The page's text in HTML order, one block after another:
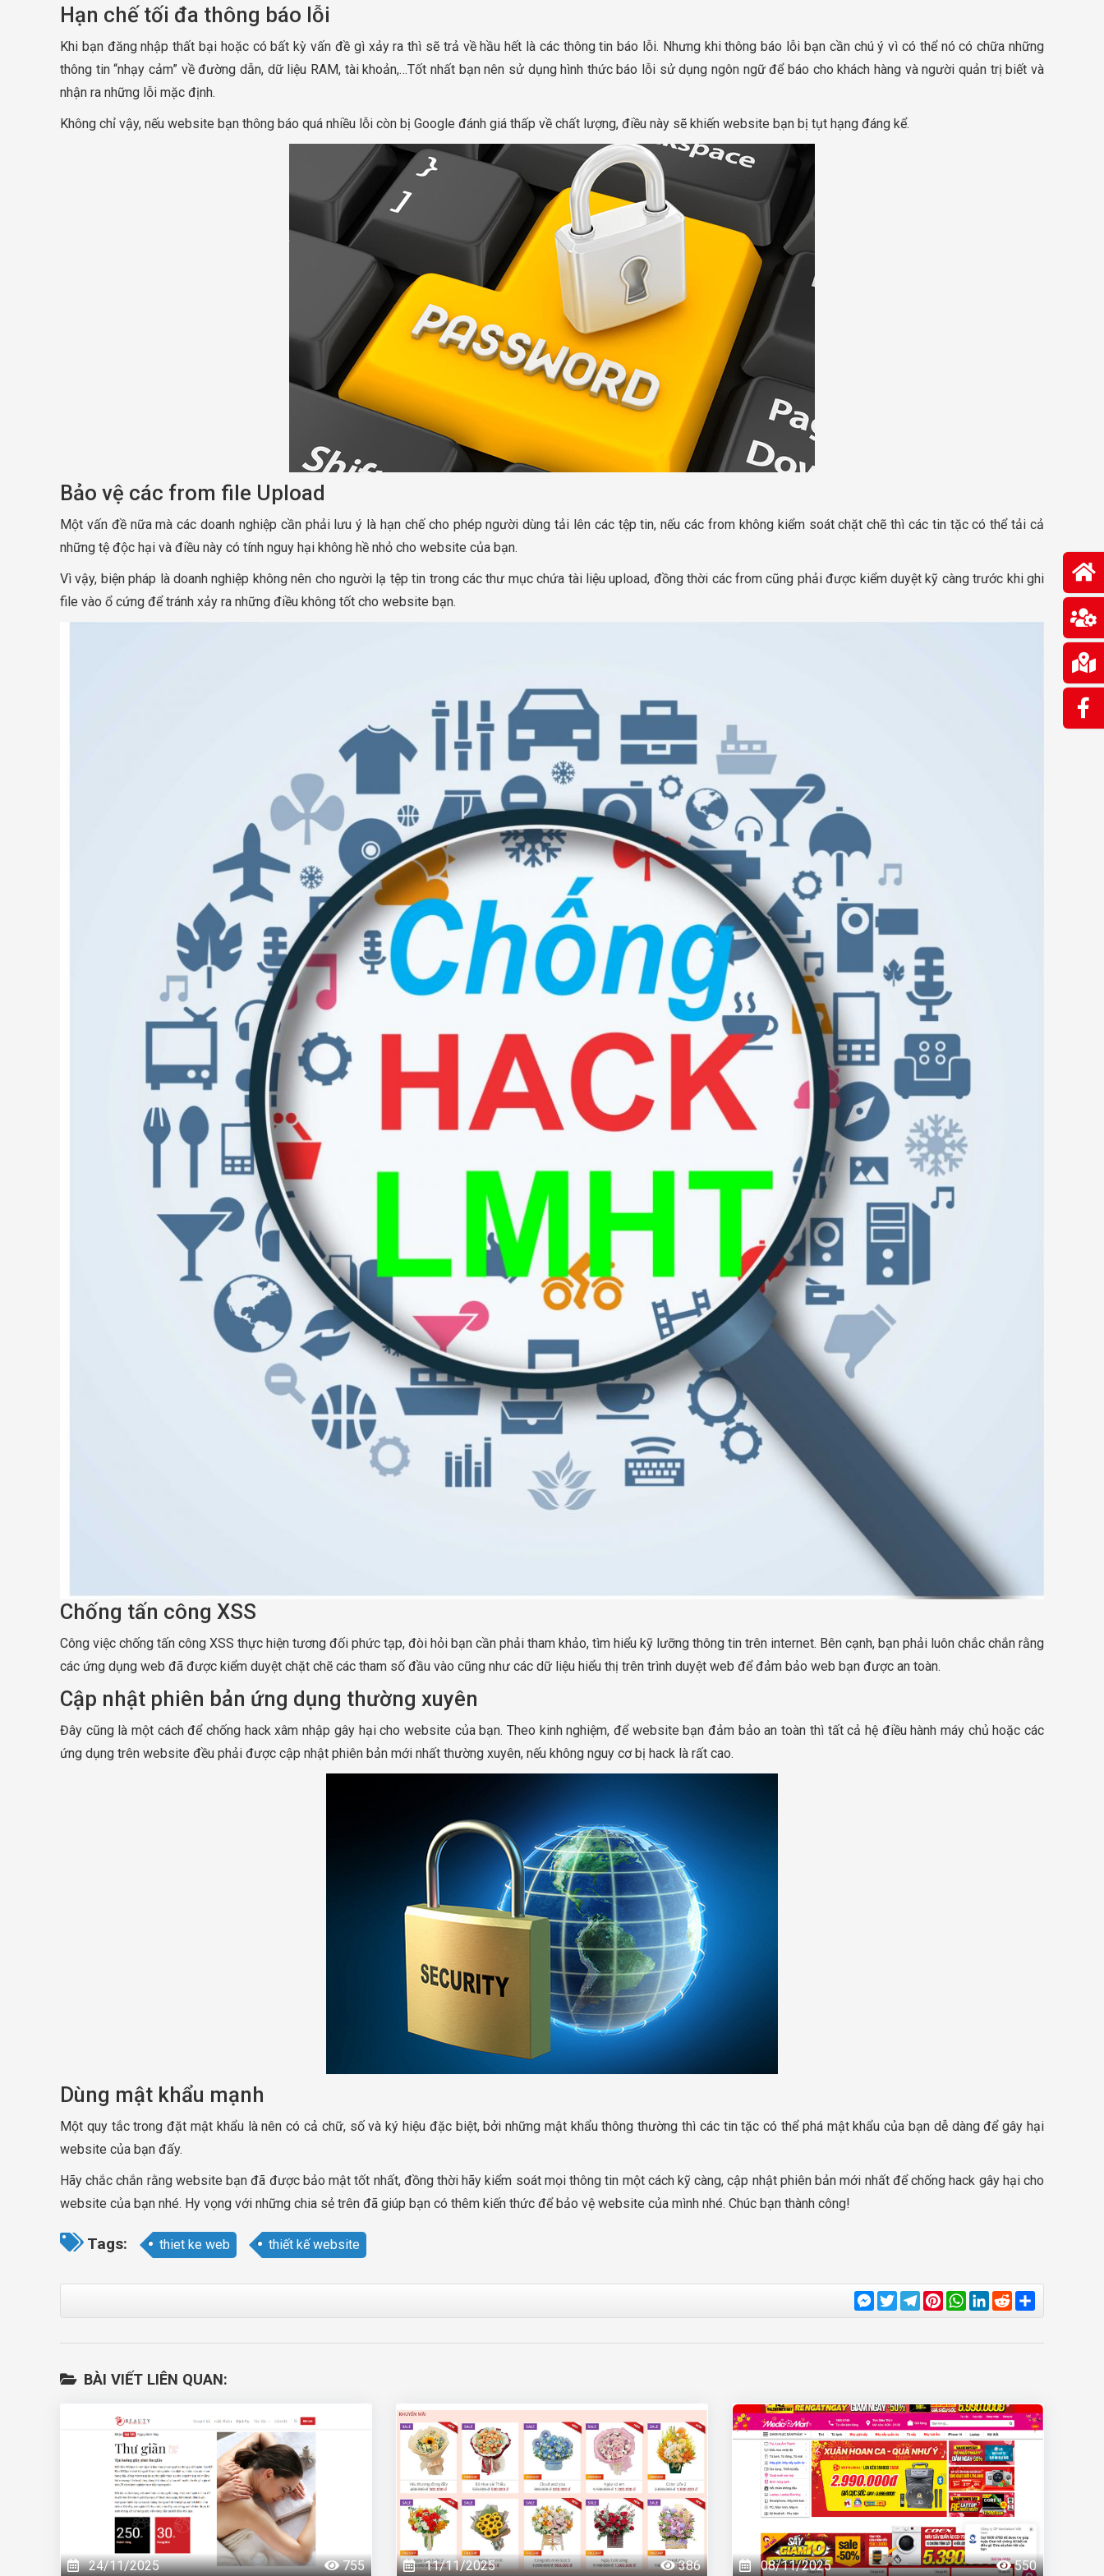
Hạn chế tối đa thông báo lỗi
Khi bạn đăng nhập thất bại hoặc có bất kỳ vấn đề gì xảy ra thì sẽ trả về hầu hết là các thông tin báo lỗi. Nhưng khi thông báo lỗi bạn cần chú ý vì có thể nó có chữa những
thông tin “nhạy cảm” về đường dẫn, dữ liệu RAM, tài khoản,…Tốt nhất bạn nên sử dụng hình thức báo lỗi sử dụng ngôn ngữ để báo cho khách hàng và người quản trị biết và
nhận ra những lỗi mặc định.
Không chỉ vậy, nếu website bạn thông báo quá nhiều lỗi còn bị Google đánh giá thấp về chất lượng, điều này sẽ khiến website bạn bị tụt hạng đáng kể.
Bảo vệ các from file Upload
Một vấn đề nữa mà các doanh nghiệp cần phải lưu ý là hạn chế cho phép người dùng tải lên các tệp tin, nếu các from không kiểm soát chặt chẽ thì các tin tặc có thể tải cả
những tệ độc hại và điều này có tính nguy hại không hề nhỏ cho website của bạn.
Vì vậy, biện pháp là doanh nghiệp không nên cho người lạ tệp tin trong các thư mục chứa tài liệu upload, đồng thời các from cũng phải được kiểm duyệt kỹ càng trước khi ghi
file vào ổ cứng để tránh xảy ra những điều không tốt cho website bạn.
Chống tấn công XSS
Công việc chống tấn công XSS thực hiện tương đối phức tạp, đòi hỏi bạn cần phải tham khảo, tìm hiểu kỹ lưỡng thông tin trên internet. Bên cạnh, bạn phải luôn chắc chắn rằng
các ứng dụng web đã được kiểm duyệt chặt chẽ các tham số đầu vào cũng như các dữ liệu hiểu thị trên trình duyệt web để đảm bảo web bạn được an toàn.
Cập nhật phiên bản ứng dụng thường xuyên
Đây cũng là một cách để chống hack xâm nhập gây hại cho website của bạn. Theo kinh nghiệm, để website bạn đảm bảo an toàn thì tất cả hệ điều hành máy chủ hoặc các
ứng dụng trên website đều phải được cập nhật phiên bản mới nhất thường xuyên, nếu không nguy cơ bị hack là rất cao.
Dùng mật khẩu mạnh
Một quy tắc trong đặt mật khẩu là nên có cả chữ, số và ký hiệu đặc biệt, bởi những mật khẩu thông thường thì các tin tặc có thể phá mật khẩu của bạn dễ dàng để gây hại
website của bạn đấy.
Hãy chắc chắn rằng website bạn đã được bảo mật tốt nhất, đồng thời hãy kiểm soát mọi thông tin một cách kỹ càng, cập nhật phiên bản mới nhất để chống hack gây hại cho
website của bạn nhé. Hy vọng với những chia sẻ trên đã giúp bạn có thêm kiến thức để bảo vệ website của mình nhé. Chúc bạn thành công!
Tags: thiet ke web thiết kế website
Messenger
TwitterTelegram
Pinterest
WhatsApp
LinkedIn
Reddit
BÀI VIẾT LIÊN QUAN:
24/11/2025 755 11/11/2025 386 08/11/2025 550